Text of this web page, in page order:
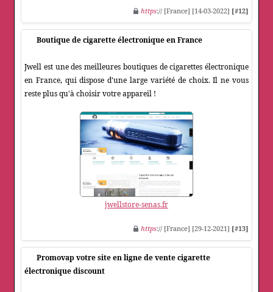
https:// [France] [14-03-2022] [#12]
Boutique de cigarette électronique en France
Jwell est une des meilleures boutiques de cigarettes électronique
en France, qui dispose d'une large variété de choix. Il ne vous
reste plus qu'à choisir votre appareil !
jwellstore-senas.fr
https:// [France] [29-12-2021] [#13]
Promovap votre site en ligne de vente cigarette
électronique discount